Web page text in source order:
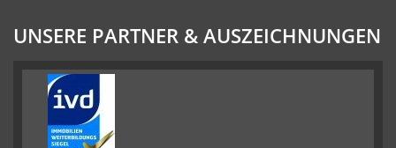
UNSERE PARTNER & AUSZEICHNUNGEN